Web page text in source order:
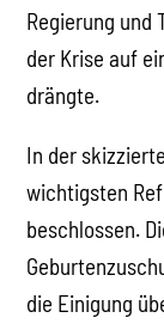
Regierung und
der Krise auf
drängte.
In der
wichtigsten
beschlossen.
die Einigung